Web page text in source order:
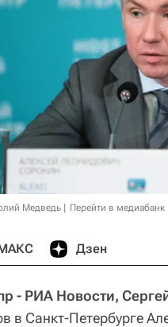
Медведь Перейти в медиабанк
Дзен
- РИА Новости,
в Санкт-Петербурге